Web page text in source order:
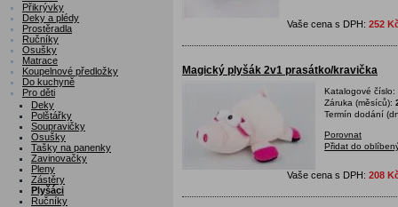
Přikrývky
Deky a plédy
Prostěradla
Ručníky
Osušky
Matrace
Koupelnové předložky
Do kuchyně
Pro děti
Deky
Polštářky
Soupravičky
Osušky
Tašky na panenky
Zavinovačky
Pleny
Zástěry
Plyšáci
Ručníky
Vaše cena s DPH: 252
Magický plyšák 2v1 prasátko/kravička
Katalogové číslo:
Záruka (měsíců):
Termín dodání
Porovnat
Přidat do
Vaše cena s DPH: 208